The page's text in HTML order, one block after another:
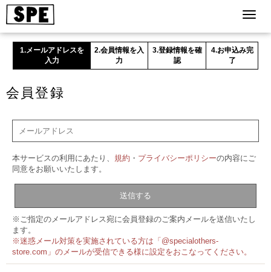
1.メールアドレスを
入力
2.会員情報を入
力
3.登録情報を確
認
4.お申込み完
了
会員登録
本サービスの利用にあたり、 規約 ・ プライバシーポリシーの内容にご
同意をお願いいたします。
※ご指定のメールアドレス宛に会員登録のご案内メールを送信いたし
ます。
※迷惑メール対策を実施されている方は「@specialothers-
store.com」のメールが受信できる様に設定をおこなってください。